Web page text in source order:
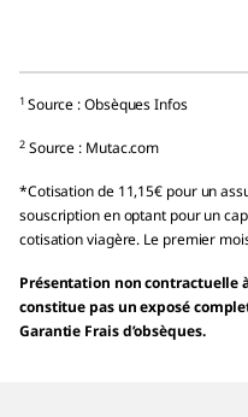
1 Source : Obsèques Infos
2Source : Mutac.com
*Cotisation de 11,15€ pour un
souscription en optant pour un
cotisation viagère. Le premier
Présentation non contractuelle
constitue pas un exposé
Garantie Frais d’obsèques.